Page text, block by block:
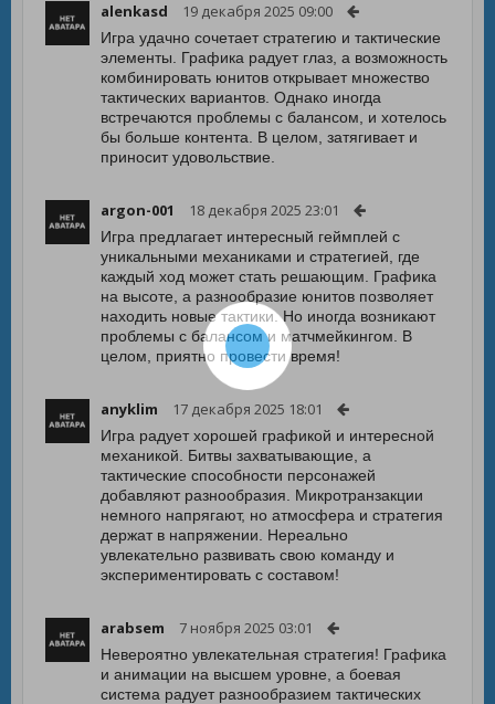
alenkasd 19 декабря 2025 09:00
Игра удачно сочетает стратегию и тактические
элементы. Графика радует глаз, а возможность
комбинировать юнитов открывает множество
тактических вариантов. Однако иногда
встречаются проблемы с балансом, и хотелось
бы больше контента. В целом, затягивает и
приносит удовольствие.
argon-001 18 декабря 2025 23:01
Игра предлагает интересный геймплей с
уникальными механиками и стратегией, где
каждый ход может стать решающим. Графика
на высоте, а разнообразие юнитов позволяет
находить новые тактики. Но иногда возникают
проблемы с балансом и матчмейкингом. В
целом, приятно провести время!
anyklim 17 декабря 2025 18:01
Игра радует хорошей графикой и интересной
механикой. Битвы захватывающие, а
тактические способности персонажей
добавляют разнообразия. Микротранзакции
немного напрягают, но атмосфера и стратегия
держат в напряжении. Нереально
увлекательно развивать свою команду и
экспериментировать с составом!
arabsem 7 ноября 2025 03:01
Невероятно увлекательная стратегия! Графика
и анимации на высшем уровне, а боевая
система радует разнообразием тактических